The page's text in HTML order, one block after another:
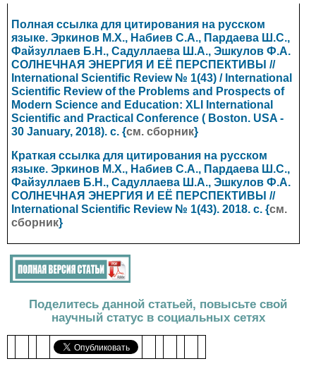
Полная ссылка для цитирования на русском
языке. Эркинов М.Х., Набиев С.А., Пардаева Ш.С.,
Файзуллаев Б.Н., Садуллаева Ш.А., Эшкулов Ф.А.
СОЛНЕЧНАЯ ЭНЕРГИЯ И ЕЁ ПЕРСПЕКТИВЫ //
International Scientific Review № 1(43) / International
Scientific Review of the Problems and Prospects of
Modern Science and Education: XLI International
Scientific and Practical Conference ( Boston. USA -
30 January, 2018). с. {см. сборник}
Краткая ссылка для цитирования на русском
языке. Эркинов М.Х., Набиев С.А., Пардаева Ш.С.,
Файзуллаев Б.Н., Садуллаева Ш.А., Эшкулов Ф.А.
СОЛНЕЧНАЯ ЭНЕРГИЯ И ЕЁ ПЕРСПЕКТИВЫ //
International Scientific Review № 1(43). 2018. с. {см.
сборник}
Поделитесь данной статьей, повысьте свой
научный статус в социальных сетях